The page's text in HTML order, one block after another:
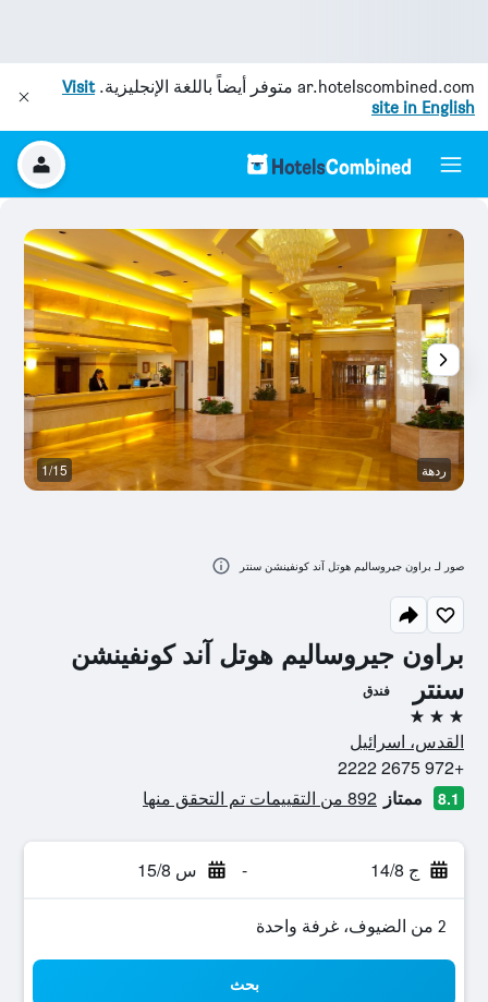
ar.hotelscombined.com متوفر أيضاً باللغة الإنجليزية.Visit
site in English
براون جيروساليم هوتل آند كونفينشن
سنتر
فندق
3 نجوم
القدس، اسرائيل
+972 2675 2222
8.1 ممتاز 892 من التقييمات تم التحقق منها
ج 14/8 - س 15/8
2 من الضيوف، غرفة واحدة
بحث
ردهة 1/15
صور لـ براون جيروساليم هوتل آند كونفينشن سنتر